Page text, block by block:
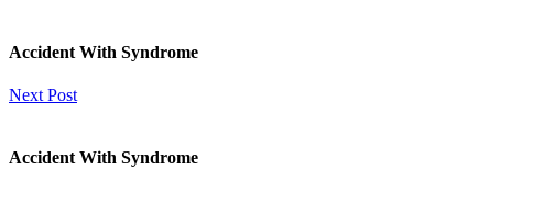
Accident With Syndrome
Next Post
Accident With Syndrome